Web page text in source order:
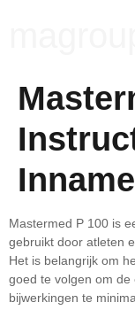
Inname
Mastermed P 100 is
gebruikt door atleten
Het is belangrijk om
goed te volgen om de
bijwerkingen te